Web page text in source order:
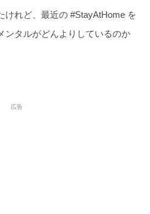
けれど、最近の #StayAtHome を
ンタルがどんよりしているのか
広告